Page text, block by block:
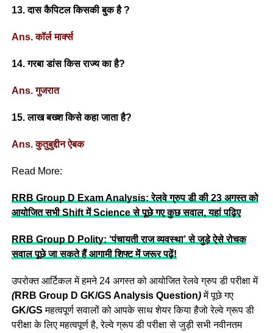
13. दास कैपिटल किसकी बुक है ?
Ans. कॉर्ल मार्क्स
14. गरबा डांस किस राज्य का है?
Ans. गुजरात
15. लाख बख्श किसे कहा जाता है?
Ans. कुतुबुद्दीन ऐबक
Read More:
RRB Group D Exam Analysis: रेलवे ग्रुप डी की 23 अगस्त को
आयोजित सभी Shift में Science से पूछे गए कुछ सवाल, यहां पढ़िए
RRB Group D Polity: ‘पंचायती राज व्यवस्था’ से जुड़े ऐसे रोचक
सवाल पूछे जा सकते हैं आगामी शिफ्ट में जरूर पढ़ें!
उपरोक्त आर्टिकल में हमने 24 अगस्त को आयोजित रेलवे ग्रुप डी परीक्षा में
(RRB Group D GK/GS Analysis Question)में पूछे गए
GK/GSमहत्वपूर्ण सवालों को आपके साथ शेयर किया हैजो रेल्वे ग्रूप डी
परीक्षा के लिए महत्वपूर्ण है, रेल्वे ग्रूप डी परीक्षा से जुड़ी सभी नवीनतम